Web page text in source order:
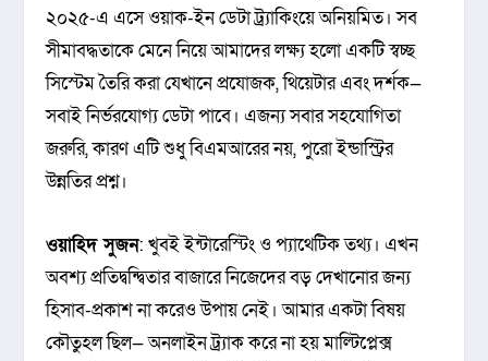
২০২৫-এ এসে ওয়াক-ইন ডেটা ট্র্যাকিংয়ে অনিয়মিত। সব
সীমাবদ্ধতাকে মেনে নিয়ে আমাদের লক্ষ্য হলো একটি স্বচ্ছ
সিস্টেম তৈরি করা যেখানে প্রযোজক, থিয়েটার এবং দর্শক—
সবাই নির্ভরযোগ্য ডেটা পাবে। এজন্য সবার সহযোগিতা
জরুরি, কারণ এটি শুধু বিএমআরের নয়, পুরো ইন্ডাস্ট্রির
উন্নতির প্রশ্ন।
ওয়াহিদ সুজন: খুবই ইন্টারেস্টিং ও প্যাথেটিক তথ্য। এখন
অবশ্য প্রতিদ্বন্দ্বিতার বাজারে নিজেদের বড় দেখানোর জন্য
হিসাব-প্রকাশ না করেও উপায় নেই। আমার একটা বিষয়
কৌতুহল ছিল— অনলাইন ট্র্যাক করে না হয় মাল্টিপ্লেক্স